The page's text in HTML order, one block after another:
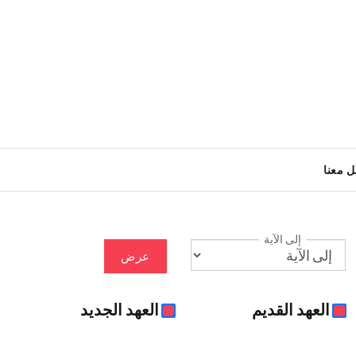
معنا
إلى الآية
عرض
العهد القديم العهد الجديد